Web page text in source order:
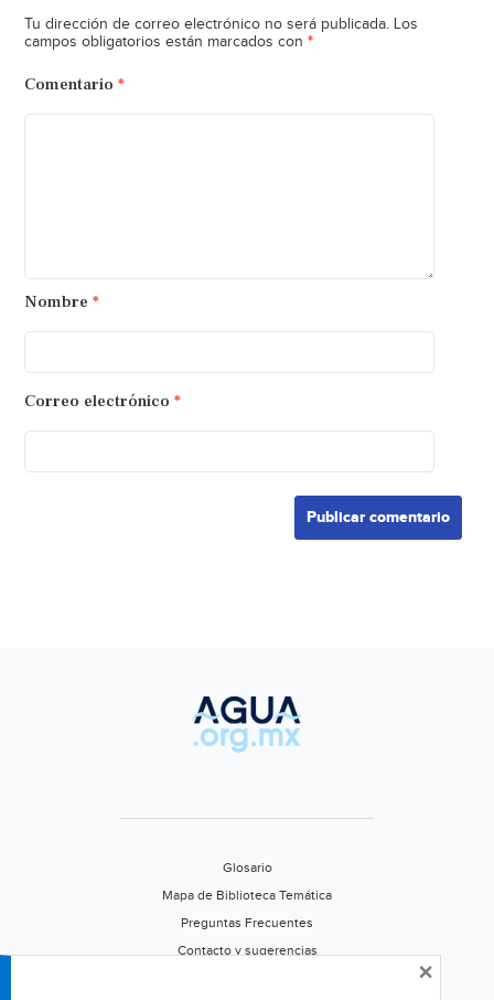
Tu dirección de correo electrónico no será publicada. Los
campos obligatorios están marcados con *
Comentario *
Nombre *
Correo electrónico *
Glosario
Mapa de Biblioteca Temática
Preguntas Frecuentes
Contacto y sugerencias
×